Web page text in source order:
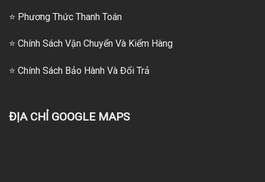
⭐ Phương Thức Thanh Toán
⭐ Chính Sách Vận Chuyển Và Kiểm Hàng
⭐ Chính Sách Bảo Hành Và Đổi Trả
ĐỊA CHỈ GOOGLE MAPS